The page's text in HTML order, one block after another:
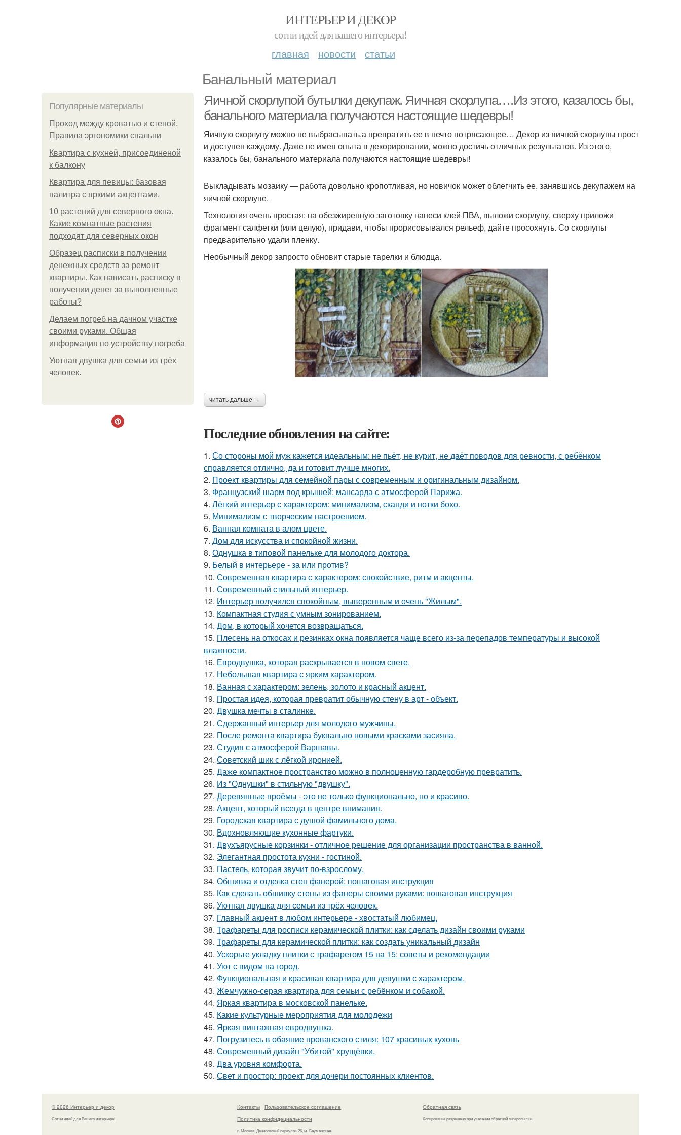
ИНТЕРЬЕР И ДЕКОР
сотни идей для вашего интерьера!
главная новости статьи
Банальный материал
Популярные материалы
Проход между кроватью и стеной.
Правила эргономики спальни
Квартира с кухней, присоединеной
к балкону
Квартира для певицы: базовая
палитра с яркими акцентами.
10 растений для северного окна.
Какие комнатные растения
подходят для северных окон
Образец расписки в получении
денежных средств за ремонт
квартиры. Как написать расписку в
получении денег за выполненные
работы?
Делаем погреб на дачном участке
своими руками. Общая
информация по устройству погреба
Уютная двушка для семьи из трёх
человек.
Яичной скорлупой бутылки декупаж. Яичная скорлупа….Из этого, казалось бы,
банального материала получаются настоящие шедевры!
Яичную скорлупу можно не выбрасывать,а превратить ее в нечто потрясающее… Декор из яичной скорлупы прост
и доступен каждому. Даже не имея опыта в декорировании, можно достичь отличных результатов. Из этого,
казалось бы, банального материала получаются настоящие шедевры!
Выкладывать мозаику — работа довольно кропотливая, но новичок может облегчить ее, занявшись декупажем на
яичной скорлупе.
Технология очень простая: на обезжиренную заготовку нанеси клей ПВА, выложи скорлупу, сверху приложи
фрагмент салфетки (или целую), придави, чтобы прорисовывался рельеф, дайте просохнуть. Со скорлупы
предварительно удали пленку.
Необычный декор запросто обновит старые тарелки и блюдца.
читать дальше →
Последние обновления на сайте:
1. Со стороны мой муж кажется идеальным: не пьёт, не курит, не даёт поводов для ревности, с ребёнком
справляется отлично, да и готовит лучше многих.
2. Проект квартиры для семейной пары с современным и оригинальным дизайном.
3. Французский шарм под крышей: мансарда с атмосферой Парижа.
4. Лёгкий интерьер с характером: минимализм, сканди и нотки бохо.
5. Минимализм с творческим настроением.
6. Ванная комната в алом цвете.
7. Дом для искусства и спокойной жизни.
8. Однушка в типовой панельке для молодого доктора.
9. Белый в интерьере - за или против?
10. Современная квартира с характером: спокойствие, ритм и акценты.
11. Современный стильный интерьер.
12. Интерьер получился спокойным, выверенным и очень "Жилым".
13. Компактная студия с умным зонированием.
14. Дом, в который хочется возвращаться.
15. Плесень на откосах и резинках окна появляется чаще всего из-за перепадов температуры и высокой
влажности.
16. Евродвушка, которая раскрывается в новом свете.
17. Небольшая квартира с ярким характером.
18. Ванная с характером: зелень, золото и красный акцент.
19. Простая идея, которая превратит обычную стену в арт - объект.
20. Двушка мечты в сталинке.
21. Сдержанный интерьер для молодого мужчины.
22. После ремонта квартира буквально новыми красками засияла.
23. Студия с атмосферой Варшавы.
24. Советский шик с лёгкой иронией.
25. Даже компактное пространство можно в полноценную гардеробную превратить.
26. Из "Однушки" в стильную "двушку".
27. Деревянные проёмы - это не только функционально, но и красиво.
28. Акцент, который всегда в центре внимания.
29. Городская квартира с душой фамильного дома.
30. Вдохновляющие кухонные фартуки.
31. Двухъярусные корзинки - отличное решение для организации пространства в ванной.
32. Элегантная простота кухни - гостиной.
33. Пастель, которая звучит по-взрослому.
34. Обшивка и отделка стен фанерой: пошаговая инструкция
35. Как сделать обшивку стены из фанеры своими руками: пошаговая инструкция
36. Уютная двушка для семьи из трёх человек.
37. Главный акцент в любом интерьере - хвостатый любимец.
38. Трафареты для росписи керамической плитки: как сделать дизайн своими руками
39. Трафареты для керамической плитки: как создать уникальный дизайн
40. Ускорьте укладку плитки с трафаретом 15 на 15: советы и рекомендации
41. Уют с видом на город.
42. Функциональная и красивая квартира для девушки с характером.
43. Жемчужно-серая квартира для семьи с ребёнком и собакой.
44. Яркая квартира в московской панельке.
45. Какие культурные мероприятия для молодежи
46. Яркая винтажная евродвушка.
47. Погрузитесь в обаяние прованского стиля: 107 красивых кухонь
48. Современный дизайн "Убитой" хрущёвки.
49. Два уровня комфорта.
50. Свет и простор: проект для дочери постоянных клиентов.
© 2026 Интерьер и декор
Сотни идей для Вашего интерьера!
Контакты
Пользовательское соглашение
Политика конфидециальности
г. Москва, Денисовский переулок 26, м. Бауманская
Обратная связь
Копирование разрешено при указании обратной гиперссылки.